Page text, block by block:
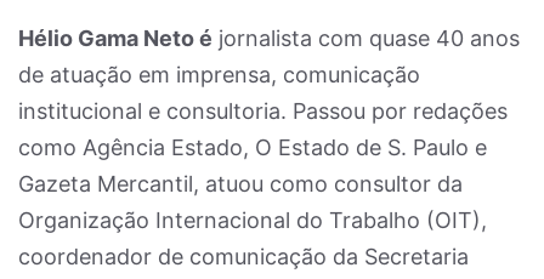
Hélio Gama Neto é jornalista com quase 40 anos
de atuação em imprensa, comunicação
institucional e consultoria. Passou por redações
como Agência Estado, O Estado de S. Paulo e
Gazeta Mercantil, atuou como consultor da
Organização Internacional do Trabalho (OIT),
coordenador de comunicação da Secretaria